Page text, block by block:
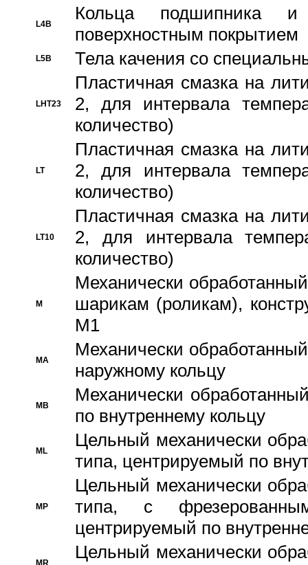
L4B
Кольца подшипника
поверхностным покрытием
L5B Тела качения со
LHT23
Пластичная смазка на
2, для интервала
количество)
LT
Пластичная смазка на
2, для интервала
количество)
LT10
Пластичная смазка на
2, для интервала
количество)
M
Механически
шарикам (роликам),
M1
MA
Механически
наружному кольцу
MB
Механически
по внутреннему кольцу
ML
Цельный механически
типа, центрируемый по
MP
Цельный механически
типа, с
центрируемый по
MR
Цельный механически